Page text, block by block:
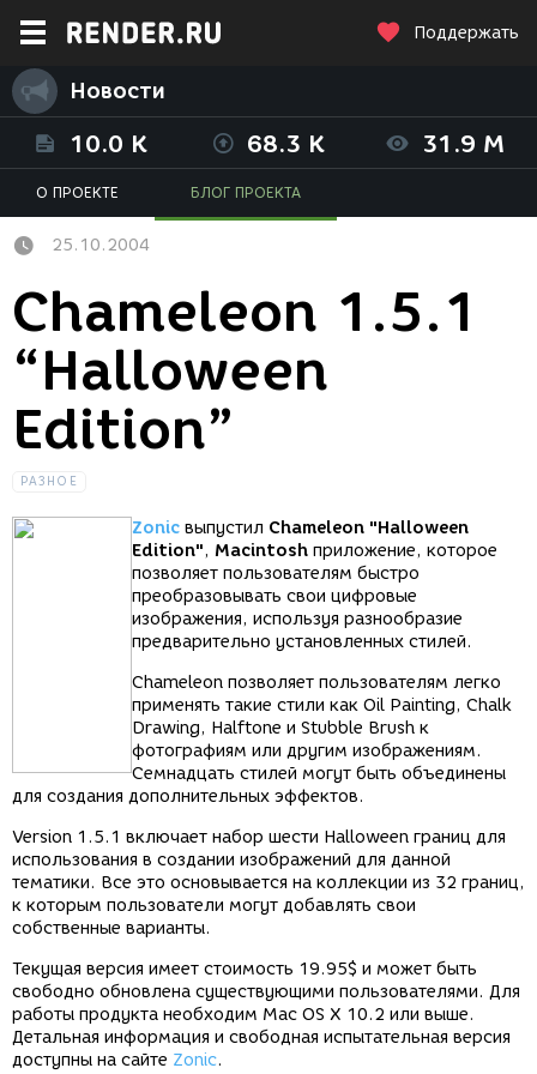
Поддержать
Новости
10.0 K 68.3 K 31.9 M
О ПРОЕКТЕ БЛОГ ПРОЕКТА
25.10.2004
Chameleon 1.5.1
“Halloween
Edition”
РАЗНОЕ
Zonic выпустил Chameleon "Halloween
Edition", Macintosh приложение, которое
позволяет пользователям быстро
преобразовывать свои цифровые
изображения, используя разнообразие
предварительно установленных стилей.
Chameleon позволяет пользователям легко
применять такие стили как Oil Painting, Chalk
Drawing, Halftone и Stubble Brush к
фотографиям или другим изображениям.
Семнадцать стилей могут быть объединены
для создания дополнительных эффектов.
Version 1.5.1 включает набор шести Halloween границ для
использования в создании изображений для данной
тематики. Все это основывается на коллекции из 32 границ,
к которым пользователи могут добавлять свои
собственные варианты.
Текущая версия имеет стоимость 19.95$ и может быть
свободно обновлена существующими пользователями. Для
работы продукта необходим Mac OS X 10.2 или выше.
Детальная информация и свободная испытательная версия
доступны на сайте Zonic.